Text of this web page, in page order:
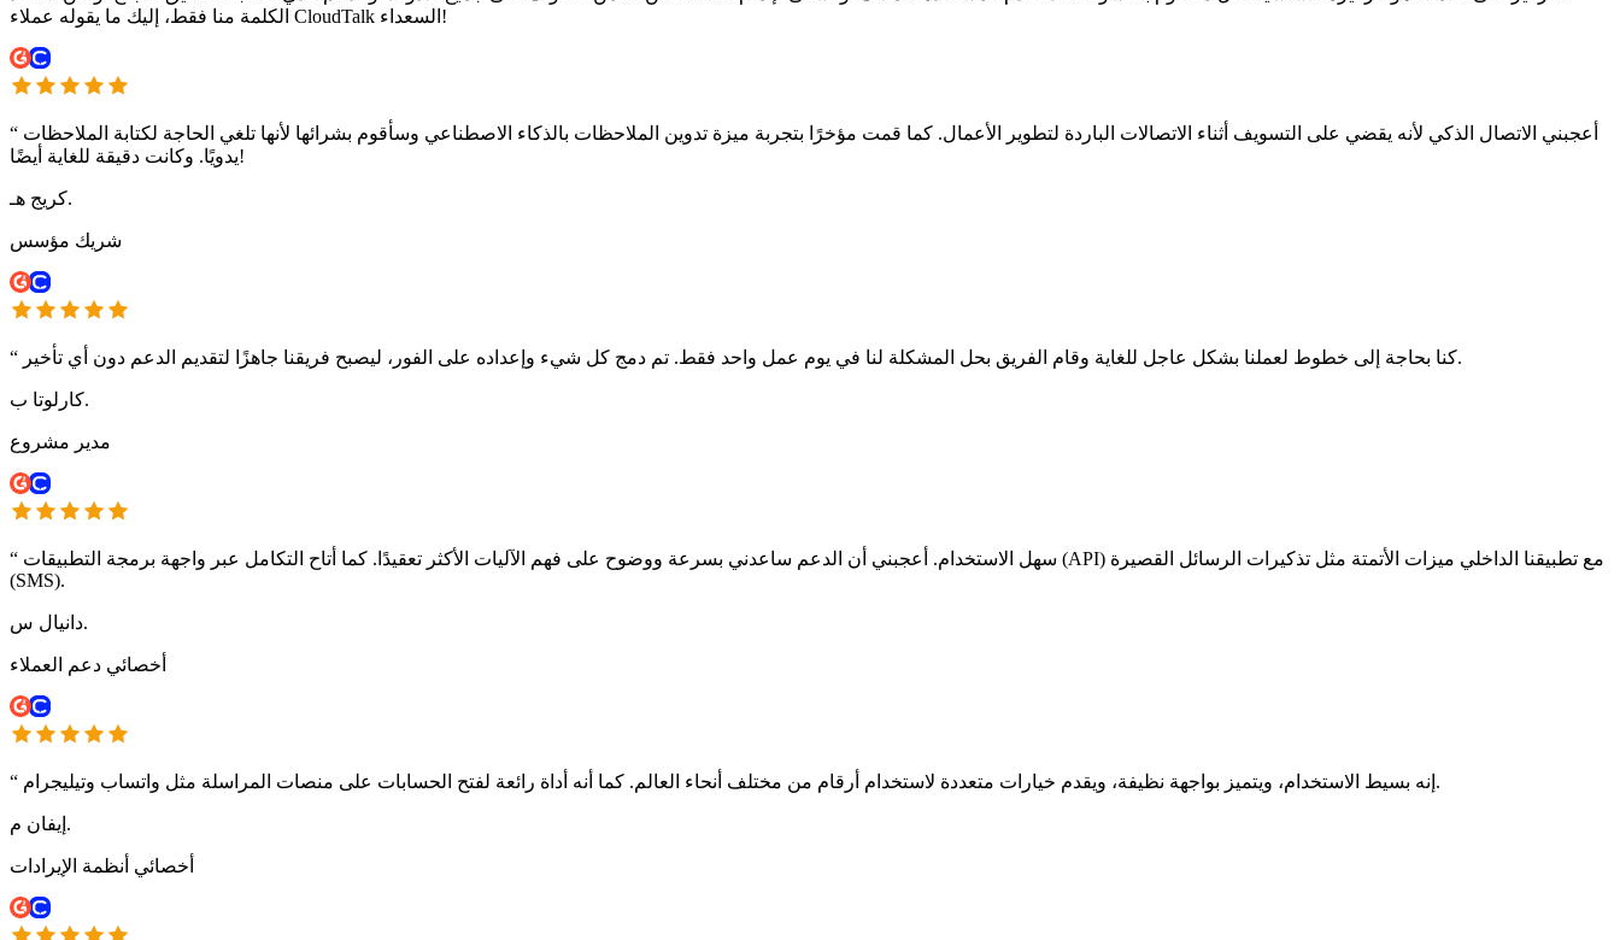
الكلمة منا فقط، إليك ما يقوله عملاء CloudTalk السعداء!
“ أعجبني الاتصال الذكي لأنه يقضي على التسويف أثناء الاتصالات الباردة لتطوير الأعمال. كما قمت مؤخرًا بتجربة ميزة تدوين الملاحظات بالذكاء الاصطناعي وسأقوم بشرائها لأنها تلغي الحاجة لكتابة الملاحظات
يدويًا. وكانت دقيقة للغاية أيضًا!
كريج هـ.
شريك مؤسس
“ كنا بحاجة إلى خطوط لعملنا بشكل عاجل للغاية وقام الفريق بحل المشكلة لنا في يوم عمل واحد فقط. تم دمج كل شيء وإعداده على الفور، ليصبح فريقنا جاهزًا لتقديم الدعم دون أي تأخير.
كارلوتا ب.
مدير مشروع
“ سهل الاستخدام. أعجبني أن الدعم ساعدني بسرعة ووضوح على فهم الآليات الأكثر تعقيدًا. كما أتاح التكامل عبر واجهة برمجة التطبيقات (API) مع تطبيقنا الداخلي ميزات الأتمتة مثل تذكيرات الرسائل القصيرة
(SMS).
دانيال س.
أخصائي دعم العملاء
“ إنه بسيط الاستخدام، ويتميز بواجهة نظيفة، ويقدم خيارات متعددة لاستخدام أرقام من مختلف أنحاء العالم. كما أنه أداة رائعة لفتح الحسابات على منصات المراسلة مثل واتساب وتيليجرام.
إيفان م.
أخصائي أنظمة الإيرادات